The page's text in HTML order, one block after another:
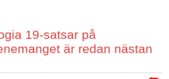
19-satsar på
är redan nästan